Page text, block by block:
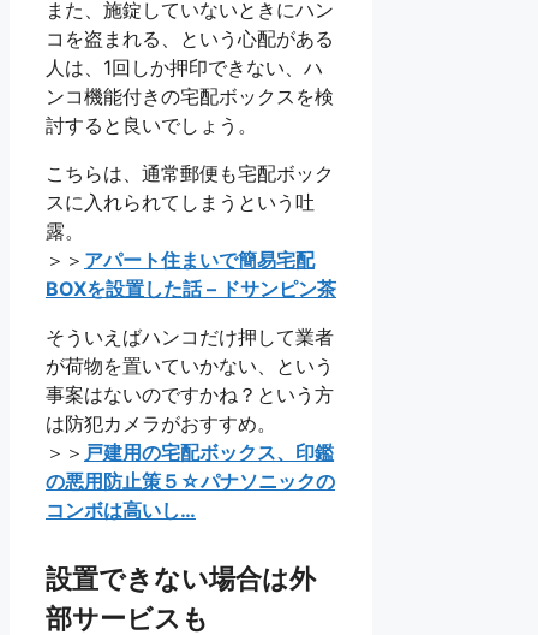
また、施錠していないときにハン
コを盗まれる、という心配がある
人は、1回しか押印できない、ハ
ンコ機能付きの宅配ボックスを検
討すると良いでしょう。
こちらは、通常郵便も宅配ボック
スに入れられてしまうという吐
露。
＞＞ アパート住まいで簡易宅配
BOXを設置した話 – ドサンピン茶
そういえばハンコだけ押して業者
が荷物を置いていかない、という
事案はないのですかね？という方
は防犯カメラがおすすめ。
＞＞ 戸建用の宅配ボックス、印鑑
の悪用防止策５☆パナソニックの
コンボは高いし…
設置できない場合は外
部サービスも